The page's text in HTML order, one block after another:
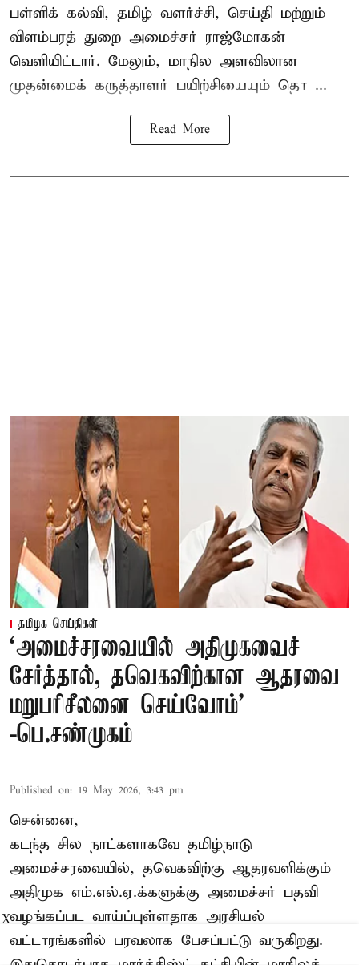
பள்ளிக் கல்வி, தமிழ் வளர்ச்சி, செய்தி மற்றும்
விளம்பரத் துறை அமைச்சர் ராஜ்மோகன்
வெளியிட்டார். மேலும், மாநில அளவிலான
முதன்மைக் கருத்தாளர் பயிற்சியையும் தொ ...
Read More
தமிழக செய்திகள்
‘அமைச்சரவையில் அதிமுகவைச்
சேர்த்தால், தவெகவிற்கான ஆதரவை
மறுபரிசீலனை செய்வோம்'
-பெ.சண்முகம்
Published on: 19 May 2026, 3:43 pm
சென்னை,
கடந்த சில நாட்களாகவே தமிழ்நாடு
அமைச்சரவையில், தவெகவிற்கு ஆதரவளிக்கும்
அதிமுக எம்.எல்.ஏ.க்களுக்கு அமைச்சர் பதவி
வழங்கப்பட வாய்ப்புள்ளதாக அரசியல்
வட்டாரங்களில் பரவலாக பேசப்பட்டு வருகிறது.
X